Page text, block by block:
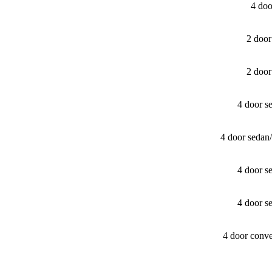
4
2
2
4 door
4 door
4 door
4 door
4 door